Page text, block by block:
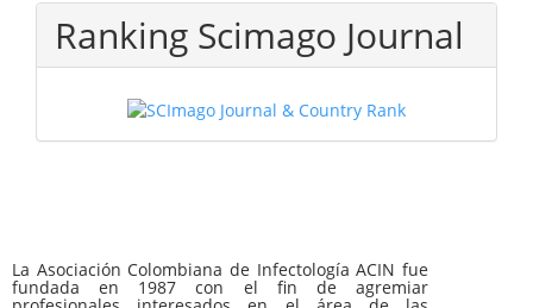
Ranking Scimago Journal
La Asociación Colombiana de Infectología ACIN fue
fundada en 1987 con el fin de agremiar